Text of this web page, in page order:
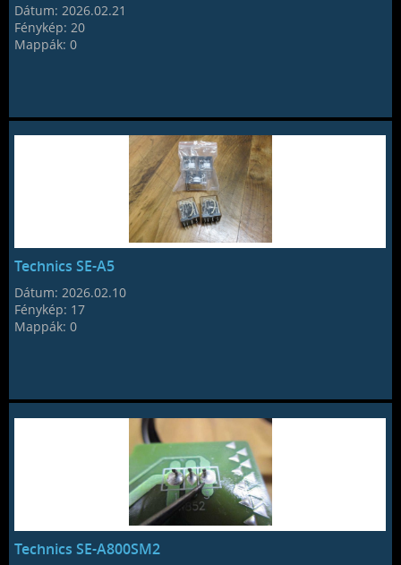
Dátum:2026.02.21
Fénykép:20
Mappák:0
Technics SE-A5
Dátum:2026.02.10
Fénykép: 17
Mappák:0
Technics SE-A800SM2